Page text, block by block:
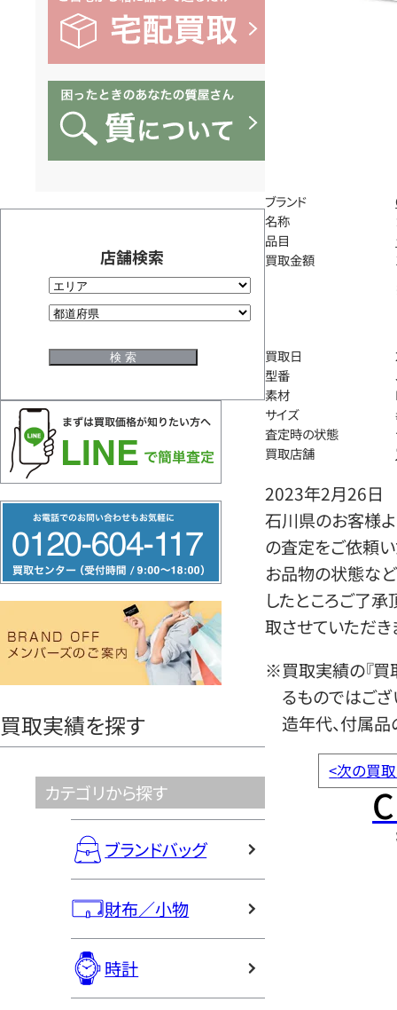
店舗検索
リ
ー
ヤ
買取実績を探す
カテゴリから探す
ブランドバッグ
財布／小物
時計
ブランド
名称
品目
買取金額
買取日
型番
素材
サイズ
査定時の状態
買取店舗
2023年2月26日
石川県のお客様よ
の査定をご依頼い
お品物の状態など
したところご了
取させていただき
※買取実績の『買
るものではござ
造年代、付属品
<次の買